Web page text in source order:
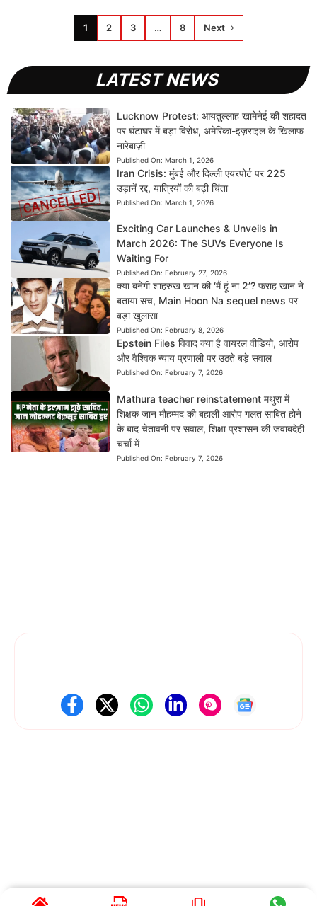
1 2 3 … 8 Next
LATEST NEWS
Lucknow Protest: आयतुल्लाह खामेनेई की शहादत
पर घंटाघर में बड़ा विरोध, अमेरिका-इज़राइल के खिलाफ
नारेबाज़ी
Published On: March 1, 2026
Iran Crisis: मुंबई और दिल्ली एयरपोर्ट पर 225
उड़ानें रद्द, यात्रियों की बढ़ी चिंता
Published On: March 1, 2026
Exciting Car Launches & Unveils in
March 2026: The SUVs Everyone Is
Waiting For
Published On: February 27, 2026
क्या बनेगी शाहरुख खान की ‘मैं हूं ना 2’? फराह खान ने
बताया सच, Main Hoon Na sequel news पर
बड़ा खुलासा
Published On: February 8, 2026
Epstein Files विवाद क्या है वायरल वीडियो, आरोप
और वैश्विक न्याय प्रणाली पर उठते बड़े सवाल
Published On: February 7, 2026
Mathura teacher reinstatement मथुरा में
शिक्षक जान मौहम्मद की बहाली आरोप गलत साबित होने
के बाद चेतावनी पर सवाल, शिक्षा प्रशासन की जवाबदेही
चर्चा में
Published On: February 7, 2026
© 2025 News Dil Se Bharat • All rights reserved